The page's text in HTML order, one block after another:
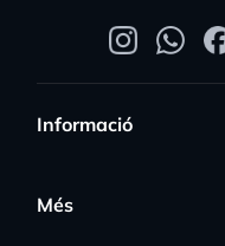
Informació
Més